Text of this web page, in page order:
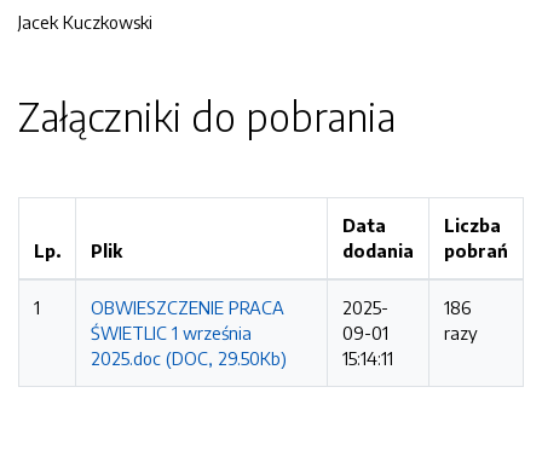
Jacek Kuczkowski
Załączniki do pobrania
Lp. Plik
Data
dodania
Liczba
pobrań
1
OBWIESZCZENIE PRACA
ŚWIETLIC 1 września
2025.doc (DOC, 29.50Kb)
2025-
09-01
15:14:11
186
razy